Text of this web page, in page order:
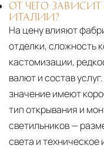
ОТ ЧЕГО
ИТАЛИИ?
На цену влияют
отделки, сложность
кастомизации,
валют и состав
значение имеют
тип открывания и
светильников —
света и